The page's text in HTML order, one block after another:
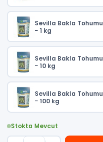
Sevilla Bakla Tohumu
- 1 kg
Sevilla Bakla Tohumu
- 10 kg
Sevilla Bakla Tohumu
- 100 kg
Stokta Mevcut